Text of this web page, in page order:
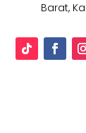
Barat,